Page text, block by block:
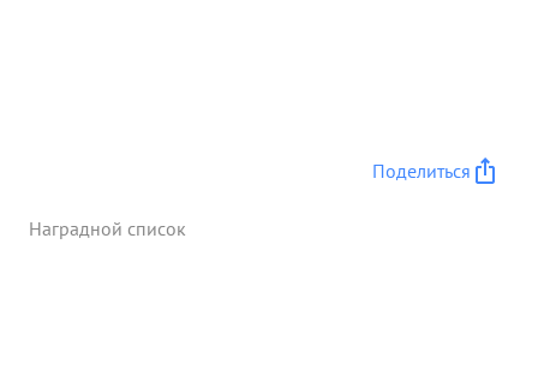
Поделиться
Наградной список